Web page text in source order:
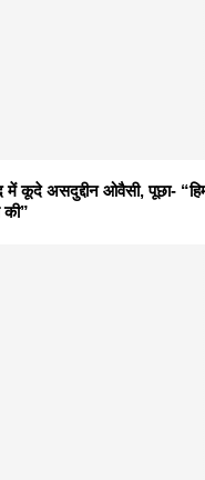
में कूदे असदुद्दीन ओवैसी, पूछा-
की”